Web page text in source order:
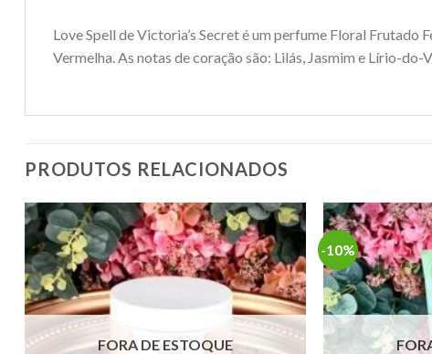
Love Spell de Victoria’s Secret é um perfume Floral Frutado
Vermelha. As notas de coração são: Lilás, Jasmim e Lírio-
PRODUTOS RELACIONADOS
FORA DE ESTOQUE
-10%